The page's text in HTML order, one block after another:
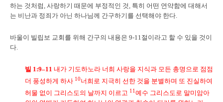
하는 것처럼, 사랑하기 때문에 부정적인 것, 특히 어떤 연약함에 대해서
는 비난과 정죄가 아닌 하나님께 간구하기를 선택해야 한다.
바울이 빌립보 교회를 위해 간구의 내용은 9-11절이라고 할 수 있을 것이
다.
빌 1:9–11 내가 기도하노라 너희 사랑을 지식과 모든 총명으로 점점
더 풍성하게 하사 10너희로 지극히 선한 것을 분별하며 또 진실하여
허물 없이 그리스도의 날까지 이르고 11 예수 그리스도로 말미암아